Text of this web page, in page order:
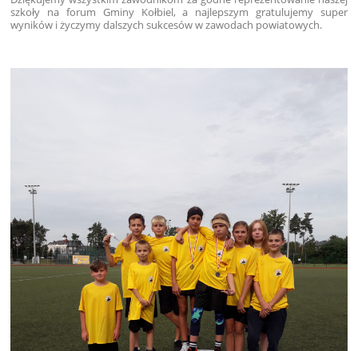
szkoły na forum Gminy Kołbiel, a najlepszym gratulujemy super
wyników i życzymy dalszych sukcesów w zawodach powiatowych.